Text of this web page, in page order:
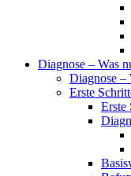
Diagnose – Was
Diagnose –
Erste
Erste